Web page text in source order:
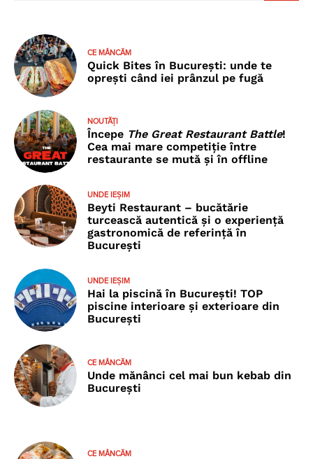
CE MÂNCĂM
Quick Bites în București: unde te
oprești când iei prânzul pe fugă
NOUTĂȚI
Începe The Great Restaurant Battle!
Cea mai mare competiție între
restaurante se mută și în offline
UNDE IEȘIM
Beyti Restaurant – bucătărie
turcească autentică și o experiență
gastronomică de referință în
București
UNDE IEȘIM
Hai la piscină în București! TOP
piscine interioare și exterioare din
București
CE MÂNCĂM
Unde mănânci cel mai bun kebab din
București
CE MÂNCĂM